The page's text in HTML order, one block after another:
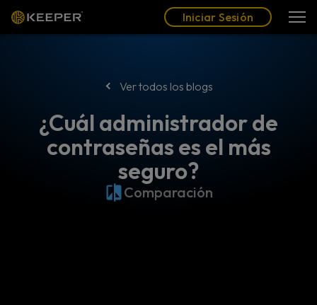
Iniciar Sesión
Ver todos los blogs
¿Cuál administrador de
contraseñas es el más
seguro?
Comparación